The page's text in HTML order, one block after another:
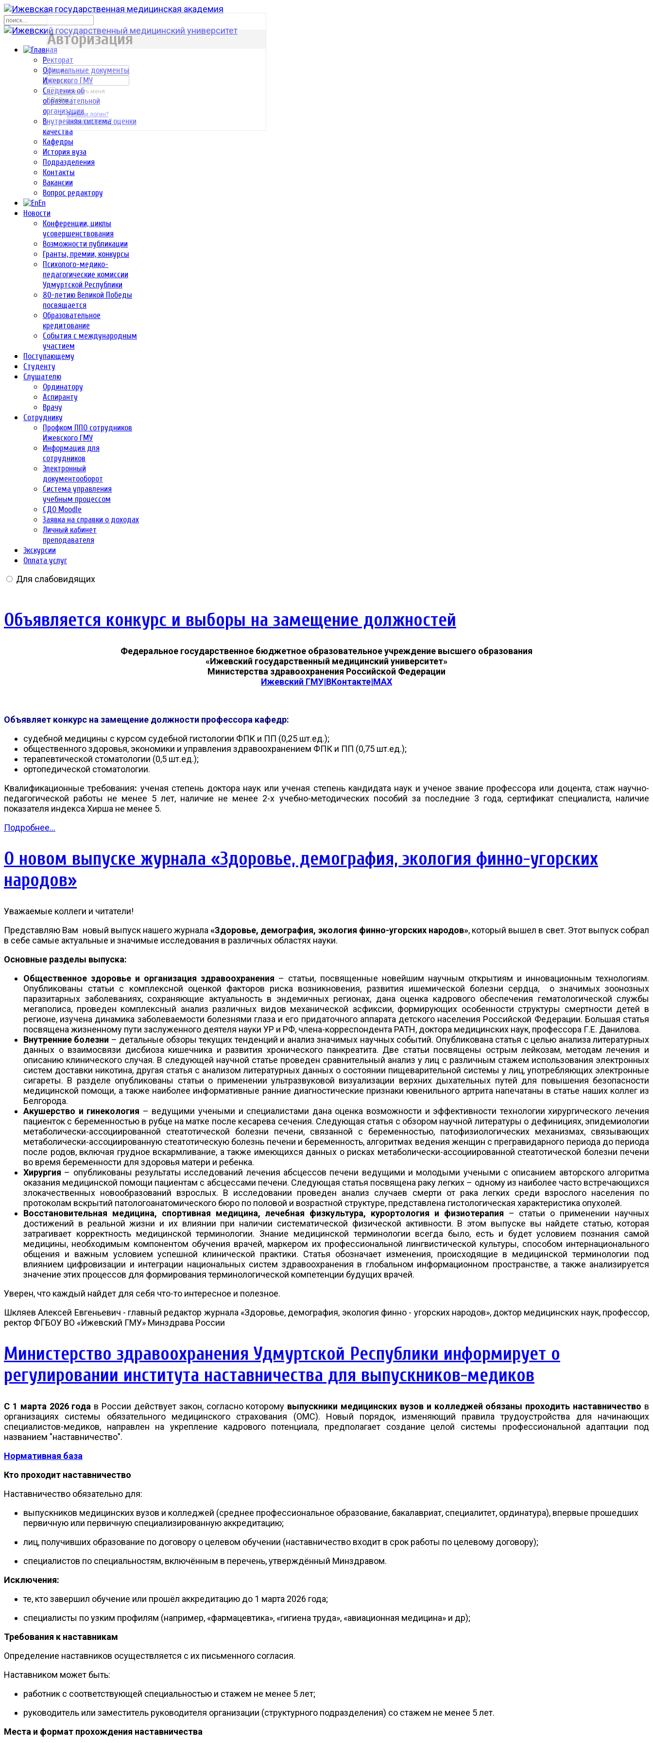
Ректорат
Официальные документы
Ижевского ГМУ
Сведения об
образовательной
организации
Внутренняя система оценки
качества
Кафедры
История вуза
Подразделения
Контакты
Вакансии
Вопрос редактору
En
Новости
Конференции, циклы
усовершенствования
Возможности публикации
Гранты, премии, конкурсы
Психолого-медико-
педагогические комиссии
Удмуртской Республики
80-летию Великой Победы
посвящается
Образовательное
кредитование
События с международным
участием
Поступающему
Студенту
Слушателю
Ординатору
Аспиранту
Врачу
Сотруднику
Профком ППО сотрудников
Ижевского ГМУ
Информация для
сотрудников
Электронный
документооборот
Система управления
учебным процессом
СДО Moodle
Заявка на справки о доходах
Личный кабинет
преподавателя
Экскурсии
Оплата услуг
Для слабовидящих
Объявляется конкурс и выборы на замещение должностей
Федеральное государственное бюджетное образовательное учреждение высшего образования
«Ижевский государственный медицинский университет»
Министерства здравоохранения Российской Федерации
Ижевский ГМУ|ВКонтакте|MAX
Объявляет конкурс на замещение должности профессора кафедр:
судебной медицины с курсом судебной гистологии ФПК и ПП (0,25 шт.ед.);
общественного здоровья, экономики и управления здравоохранением ФПК и ПП (0,75 шт.ед.);
терапевтической стоматологии (0,5 шт.ед.);
ортопедической стоматологии.
Квалификационные требования: ученая степень доктора наук или ученая степень кандидата наук и ученое звание профессора или доцента, стаж научно-
педагогической работы не менее 5 лет, наличие не менее 2-х учебно-методических пособий за последние 3 года, сертификат специалиста, наличие
показателя индекса Хирша не менее 5.
Подробнее...
О новом выпуске журнала «Здоровье, демография, экология финно-угорских
народов»
Уважаемые коллеги и читатели!
Представляю Вам новый выпуск нашего журнала«Здоровье, демография, экология финно-угорских народов», который вышел в свет. Этот выпуск собрал
в себе самые актуальные и значимые исследования в различных областях науки.
Основные разделы выпуска:
Общественное здоровье и организация здравоохранения – статьи, посвященные новейшим научным открытиям и инновационным технологиям.
Опубликованы статьи с комплексной оценкой факторов риска возникновения, развития ишемической болезни сердца, о значимых зоонозных
паразитарных заболеваниях, сохраняющие актуальность в эндемичных регионах, дана оценка кадрового обеспечения гематологической службы
мегаполиса, проведен комплексный анализ различных видов механической асфиксии, формирующих особенности структуры смертности детей в
регионе, изучена динамика заболеваемости болезнями глаза и его придаточного аппарата детского населения Российской Федерации. Большая статья
посвящена жизненному пути заслуженного деятеля науки УР и РФ, члена-корреспондента РАТН, доктора медицинских наук, профессора Г.Е. Данилова.
Внутренние болезни – детальные обзоры текущих тенденций и анализ значимых научных событий. Опубликована статья с целью анализа литературных
данных о взаимосвязи дисбиоза кишечника и развития хронического панкреатита. Две статьи посвящены острым лейкозам, методам лечения и
описанию клинического случая. В следующей научной статье проведен сравнительный анализ у лиц с различным стажем использования электронных
систем доставки никотина, другая статья с анализом литературных данных о состоянии пищеварительной системы у лиц, употребляющих электронные
сигареты. В разделе опубликованы статьи о применении ультразвуковой визуализации верхних дыхательных путей для повышения безопасности
медицинской помощи, а также наиболее информативные ранние диагностические признаки ювенильного артрита напечатаны в статье наших коллег из
Белгорода.
Акушерство и гинекология – ведущими учеными и специалистами дана оценка возможности и эффективности технологии хирургического лечения
пациенток с беременностью в рубце на матке после кесарева сечения. Следующая статья с обзором научной литературы о дефинициях, эпидемиологии
метаболически-ассоциированной стеатотической болезни печени, связанной с беременностью, патофизиологических механизмах, связывающих
метаболически-ассоциированную стеатотическую болезнь печени и беременность, алгоритмах ведения женщин с прегравидарного периода до периода
после родов, включая грудное вскармливание, а также имеющихся данных о рисках метаболически-ассоциированной стеатотической болезни печени
во время беременности для здоровья матери и ребенка.
Хирургия – опубликованы результаты исследований лечения абсцессов печени ведущими и молодыми учеными с описанием авторского алгоритма
оказания медицинской помощи пациентам с абсцессами печени. Следующая статья посвящена раку легких – одному из наиболее часто встречающихся
злокачественных новообразований взрослых. В исследовании проведен анализ случаев смерти от рака легких среди взрослого населения по
протоколам вскрытий патологоанатомического бюро по половой и возрастной структуре, представлена гистологическая характеристика опухолей.
Восстановительная медицина, спортивная медицина, лечебная физкультура, курортология и физиотерапия – статьи о применении научных
достижений в реальной жизни и их влиянии при наличии систематической физической активности. В этом выпуске вы найдете статью, которая
затрагивает корректность медицинской терминологии. Знание медицинской терминологии всегда было, есть и будет условием познания самой
медицины, необходимым компонентом обучения врачей, маркером их профессиональной лингвистической культуры, способом интернационального
общения и важным условием успешной клинической практики. Статья обозначает изменения, происходящие в медицинской терминологии под
влиянием цифровизации и интеграции национальных систем здравоохранения в глобальном информационном пространстве, а также анализируется
значение этих процессов для формирования терминологической компетенции будущих врачей.
Уверен, что каждый найдет для себя что-то интересное и полезное.
Шкляев Алексей Евгеньевич - главный редактор журнала «Здоровье, демография, экология финно - угорских народов», доктор медицинских наук, профессор,
ректор ФГБОУ ВО «Ижевский ГМУ» Минздрава России
Министерство здравоохранения Удмуртской Республики информирует о
регулировании института наставничества для выпускников-медиков
С 1 марта 2026 года в России действует закон, согласно которому выпускники медицинских вузов и колледжей обязаны проходить наставничество в
организациях системы обязательного медицинского страхования (ОМС). Новый порядок, изменяющий правила трудоустройства для начинающих
специалистов-медиков, направлен на укрепление кадрового потенциала, предполагает создание целой системы профессиональной адаптации под
названием "наставничество".
Нормативная база
Кто проходит наставничество
Наставничество обязательно для:
выпускников медицинских вузов и колледжей (среднее профессиональное образование, бакалавриат, специалитет, ординатура), впервые прошедших
первичную или первичную специализированную аккредитацию;
лиц, получивших образование по договору о целевом обучении (наставничество входит в срок работы по целевому договору);
специалистов по специальностям, включённым в перечень, утверждённый Минздравом.
Исключения:
те, кто завершил обучение или прошёл аккредитацию до 1 марта 2026 года;
специалисты по узким профилям (например, «фармацевтика», «гигиена труда», «авиационная медицина» и др);
Требования к наставникам
Определение наставников осуществляется с их письменного согласия.
Наставником может быть:
работник с соответствующей специальностью и стажем не менее 5 лет;
руководитель или заместитель руководителя организации (структурного подразделения) со стажем не менее 5 лет.
Места и формат прохождения наставничества
р
Авторизация
Запомнить меня
Войти
Забыли логин?
Забыли пароль?